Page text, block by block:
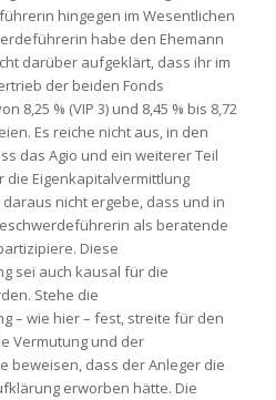
hingegen im Wesentlichen
habe den Ehemann
darüber aufgeklärt, dass ihr im
der beiden Fonds
8,25 % (VIP 3) und 8,45 % bis 8,72
Es reiche nicht aus, in den
das Agio und ein weiterer Teil
die Eigenkapitalvermittlung
nicht ergebe, dass und in
als beratende
Diese
sei auch kausal für die
Stehe die
– wie hier – fest, streite für den
Vermutung und der
beweisen, dass der Anleger die
erworben hätte. Die